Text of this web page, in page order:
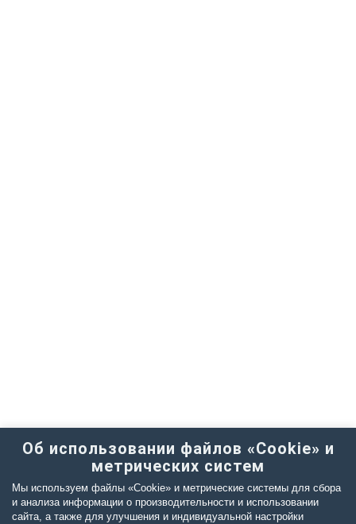
Об использовании файлов «Cookie» и
метрических систем
Мы используем файлы «Cookie» и метрические системы для сбора
и анализа информации о производительности и использовании
сайта, а также для улучшения и индивидуальной настройки